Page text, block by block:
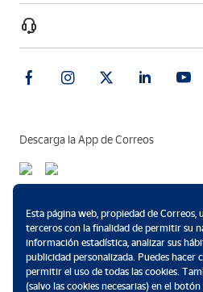
Descarga la App de Correos
Esta página web, propiedad de Correos,
terceros con la finalidad de permitir su
información estadística, analizar sus
publicidad personalizada. Puedes hacer
permitir el uso de todas las cookies.
(salvo las cookies necesarias) en el botón